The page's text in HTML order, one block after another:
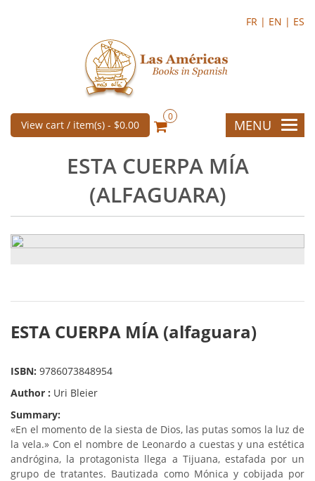
FR | EN | ES
View cart / item(s) - $0.00
0
MENU
ESTA CUERPA MÍA
(ALFAGUARA)
ESTA CUERPA MÍA (alfaguara)
ISBN: 9786073848954
Author : Uri Bleier
Summary:
«En el momento de la siesta de Dios, las putas somos la luz de
la vela.» Con el nombre de Leonardo a cuestas y una estética
andrógina, la protagonista llega a Tijuana, estafada por un
grupo de tratantes. Bautizada como Mónica y cobijada por